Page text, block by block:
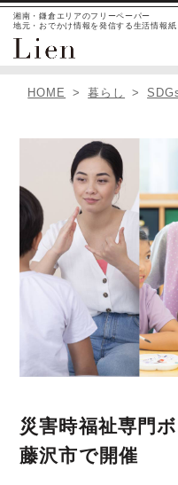
湘南・鎌倉エリアのフリーペーパー
地元・おでかけ情報を発信する生活情報紙
HOME 暮らし
災害時福祉専門
藤沢市で開催